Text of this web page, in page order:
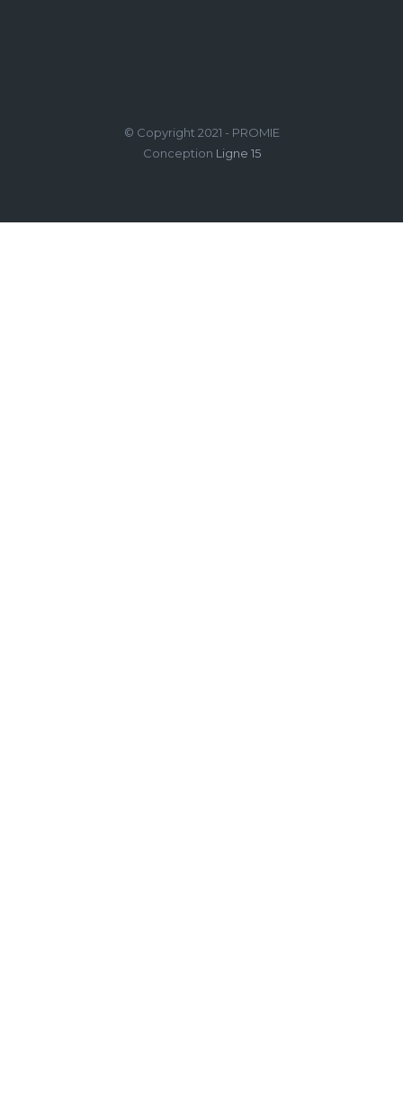
© Copyright 2021 - PROMIE
Conception Ligne 15